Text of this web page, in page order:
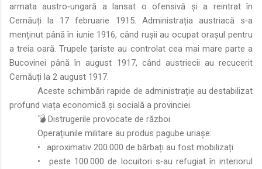
armata austro‑ungară a lansat o ofensivă și a reintrat în
Cernăuți la 17 februarie 1915. Administrația austriacă s‑a
menținut până în iunie 1916, când rușii au ocupat orașul pentru
a treia oară. Trupele țariste au controlat cea mai mare parte a
Bucovinei până în august 1917, când austriecii au recucerit
Cernăuți la 2 august 1917.
Aceste schimbări rapide de administrație au destabilizat
profund viața economică și socială a provinciei.
💣 Distrugerile provocate de război
Operațiunile militare au produs pagube uriașe:
•
aproximativ 200.000 de bărbați au fost mobilizați
•
peste 100.000 de locuitori s‑au refugiat în interiorul